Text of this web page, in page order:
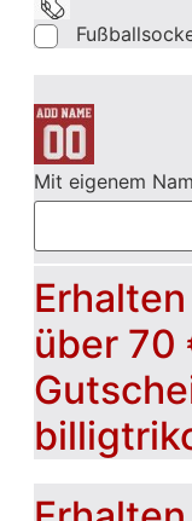
Mit eigenem
über 70